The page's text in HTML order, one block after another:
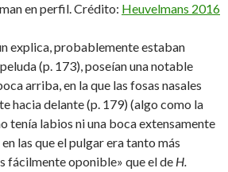
en perfil. Crédito: Heuvelmans 2016
explica, probablemente estaban
(p. 173), poseían una notable
arriba, en la que las fosas nasales
hacia delante (p. 179) (algo como la
tenía labios ni una boca extensamente
las que el pulgar era tanto más
fácilmente oponible» que el de H.